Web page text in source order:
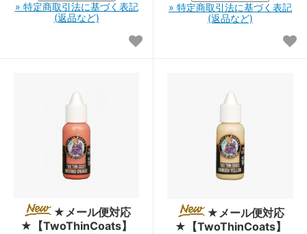
» 特定商取引法に基づく表記
(返品など)
» 特定商取引法に基づく表記
(返品など)
★メール便対応
★【TwoThinCoats】
★メール便対応
★【TwoThinCoats】